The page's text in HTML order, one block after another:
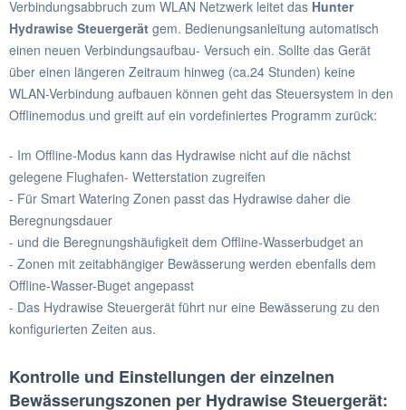
Verbindungsabbruch zum WLAN Netzwerk leitet das Hunter
Hydrawise Steuergerät gem. Bedienungsanleitung automatisch
einen neuen Verbindungsaufbau- Versuch ein. Sollte das Gerät
über einen längeren Zeitraum hinweg (ca.24 Stunden) keine
WLAN-Verbindung aufbauen können geht das Steuersystem in den
Offlinemodus und greift auf ein vordefiniertes Programm zurück:
- Im Offline-Modus kann das Hydrawise nicht auf die nächst
gelegene Flughafen- Wetterstation zugreifen
- Für Smart Watering Zonen passt das Hydrawise daher die
Beregnungsdauer
- und die Beregnungshäufigkeit dem Offline-Wasserbudget an
- Zonen mit zeitabhängiger Bewässerung werden ebenfalls dem
Offline-Wasser-Buget angepasst
- Das Hydrawise Steuergerät führt nur eine Bewässerung zu den
konfigurierten Zeiten aus.
Kontrolle und Einstellungen der einzelnen
Bewässerungszonen per Hydrawise Steuergerät: